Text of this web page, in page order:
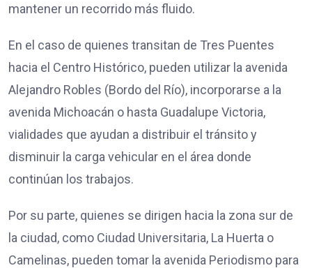
mantener un recorrido más fluido.
En el caso de quienes transitan de Tres Puentes
hacia el Centro Histórico, pueden utilizar la avenida
Alejandro Robles (Bordo del Río), incorporarse a la
avenida Michoacán o hasta Guadalupe Victoria,
vialidades que ayudan a distribuir el tránsito y
disminuir la carga vehicular en el área donde
continúan los trabajos.
Por su parte, quienes se dirigen hacia la zona sur de
la ciudad, como Ciudad Universitaria, La Huerta o
Camelinas, pueden tomar la avenida Periodismo para